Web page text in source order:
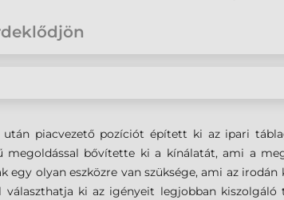
után piacvezető pozíciót épített ki az ipari
megoldással bővítette ki a kínálatát, ami a
olyan eszközre van szüksége, ami az irodán
ki az igényeit legjobban kiszolgáló